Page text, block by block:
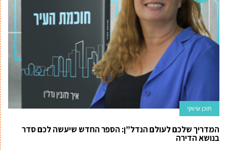
תוכן שיווקי
המדריך שלכם לעולם הנדל”ן: הספר החדש שיעשה לכם סדר
בנושא הדירה